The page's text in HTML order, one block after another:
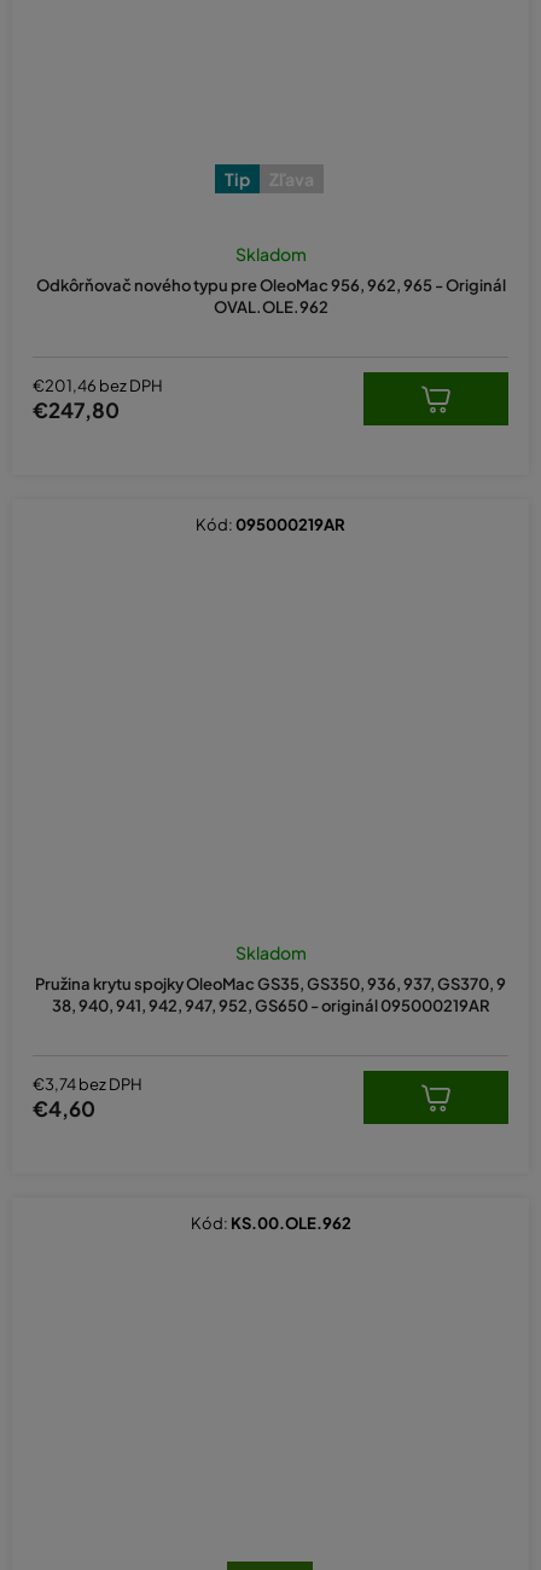
Tip Zľava
Odkôrňovač nového typu pre OleoMac 956, 962, 965 - Originál
OVAL.OLE.962
Skladom
€201,46 bez DPH
€247,80
Pružina krytu spojky OleoMac GS35, GS350, 936, 937, GS370, 9
38, 940, 941, 942, 947, 952, GS650 - originál 095000219AR
Skladom
€3,74 bez DPH
€4,60
Kód:095000219AR
Kód: KS.00.OLE.962